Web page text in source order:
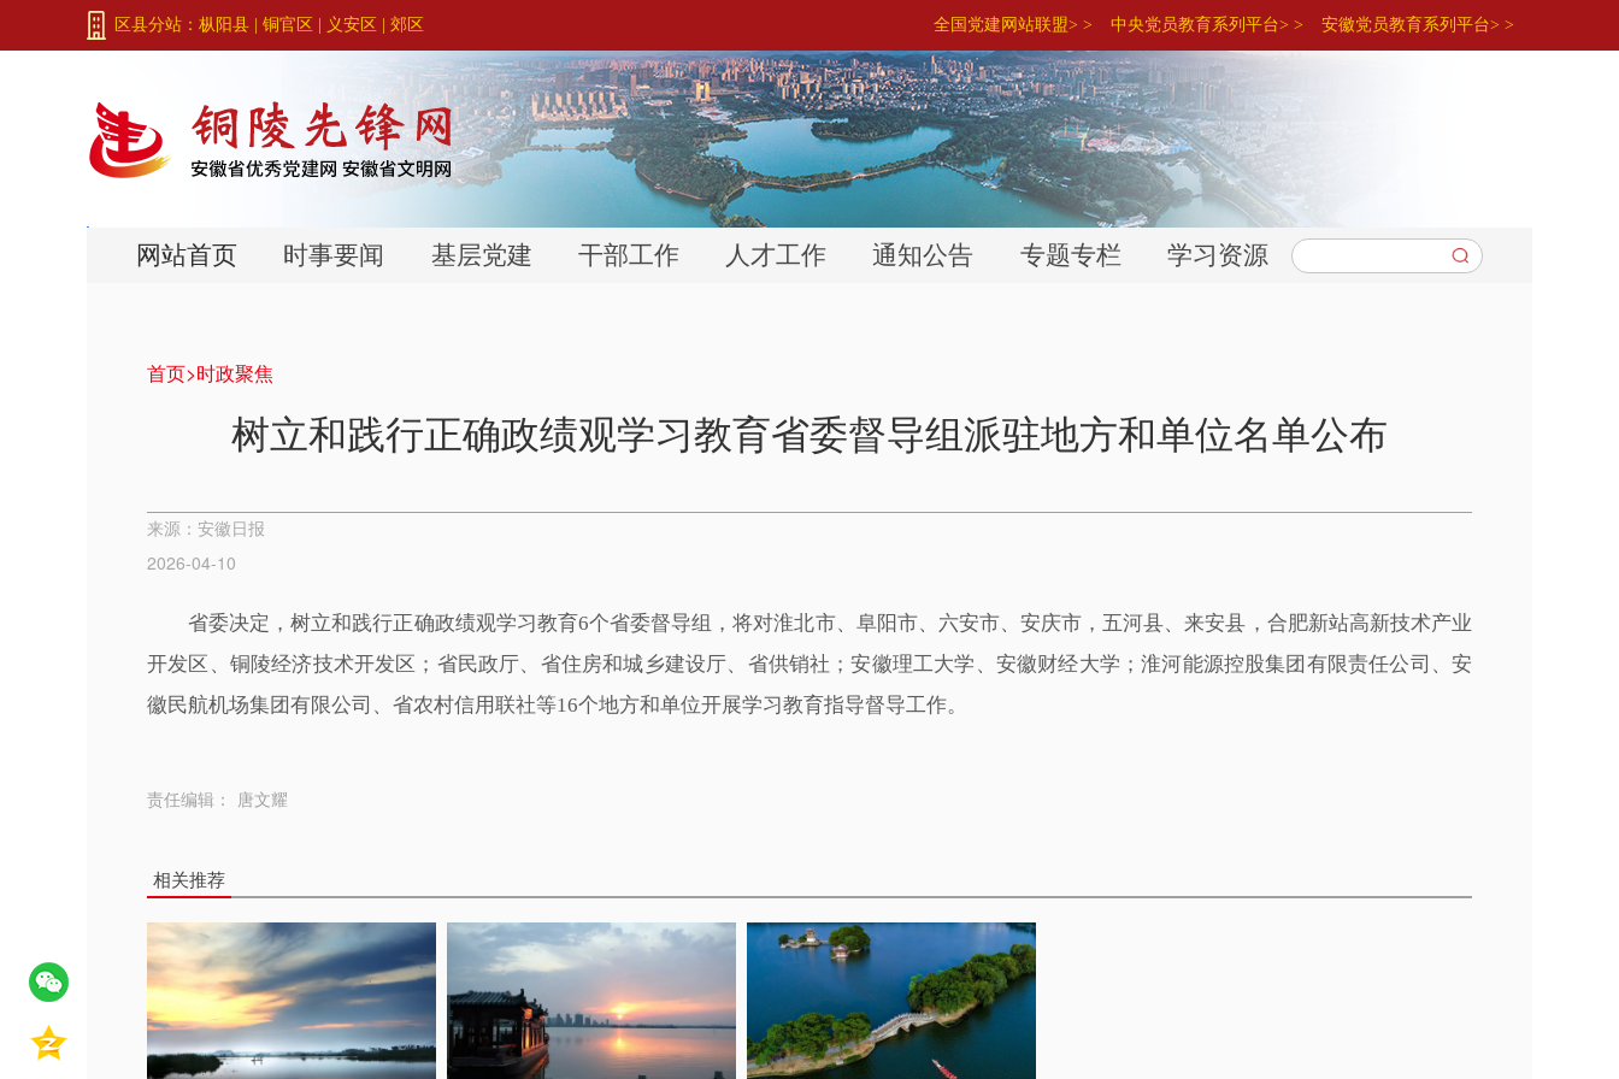
区县分站： 枞阳县 铜官区 义安区 郊区 全国党建网站联盟> > 中央党员教育系列平台> > 安徽党员教育系列平台> >
网站首页 时事要闻 基层党建 干部工作 人才工作 通知公告 专题专栏 学习资源
首页>时政聚焦
树立和践行正确政绩观学习教育省委督导组派驻地方和单位名单公布
来源：安徽日报
2026-04-10
省委决定，树立和践行正确政绩观学习教育6个省委督导组，将对淮北市、阜阳市、六安市、安庆市，五河县、来安县，合肥新站高新技术产业
开发区、铜陵经济技术开发区；省民政厅、省住房和城乡建设厅、省供销社；安徽理工大学、安徽财经大学；淮河能源控股集团有限责任公司、安
徽民航机场集团有限公司、省农村信用联社等16个地方和单位开展学习教育指导督导工作。
责任编辑： 唐文耀
相关推荐